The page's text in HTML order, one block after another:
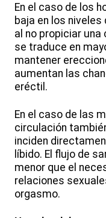
En el caso de los
baja en los
al no propiciar
se traduce en
mantener
aumentan las
eréctil.
En el caso de las
circulación
inciden
líbido. El flujo de
menor que el
relaciones
orgasmo.